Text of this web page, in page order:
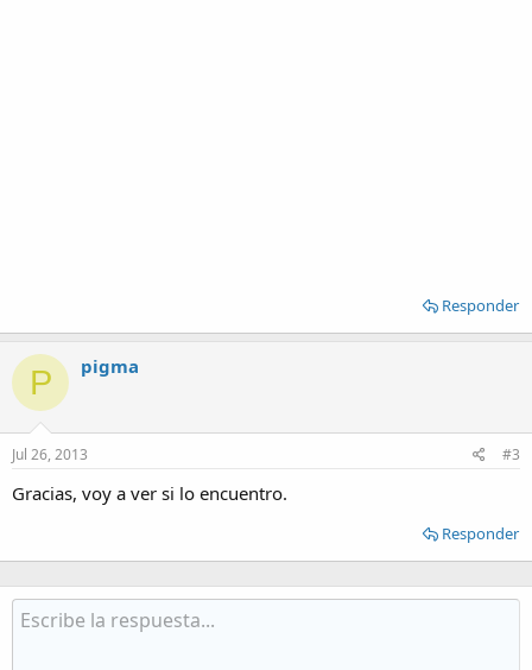
Responder
P pigma
Jul 26, 2013 #3
Gracias, voy a ver si lo encuentro.
Responder